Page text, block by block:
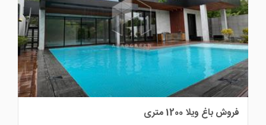
فروش باغ ویلا 1200 متری